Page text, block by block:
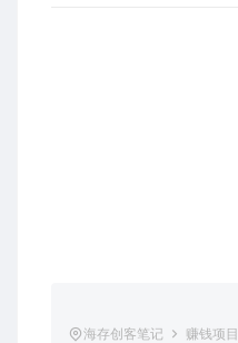
海存创客笔记 赚钱项目